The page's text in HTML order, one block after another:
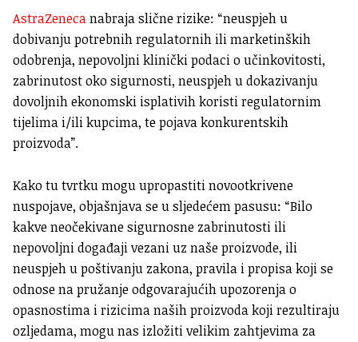
AstraZenecanabraja slične rizike: “neuspjeh u
dobivanju potrebnih regulatornih ili marketinških
odobrenja, nepovoljni klinički podaci o učinkovitosti,
zabrinutost oko sigurnosti, neuspjeh u dokazivanju
dovoljnih ekonomski isplativih koristi regulatornim
tijelima i/ili kupcima, te pojava konkurentskih
proizvoda”.
Kako tu tvrtku mogu upropastiti novootkrivene
nuspojave, objašnjava se u sljedećem pasusu: “Bilo
kakve neočekivane sigurnosne zabrinutosti ili
nepovoljni događaji vezani uz naše proizvode, ili
neuspjeh u poštivanju zakona, pravila i propisa koji se
odnose na pružanje odgovarajućih upozorenja o
opasnostima i rizicima naših proizvoda koji rezultiraju
ozljedama, mogu nas izložiti velikim zahtjevima za